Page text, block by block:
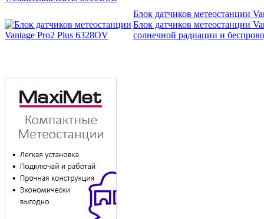
Блок датчиков метеостанции
Блок датчиков метеостанции
солнечной радиации и